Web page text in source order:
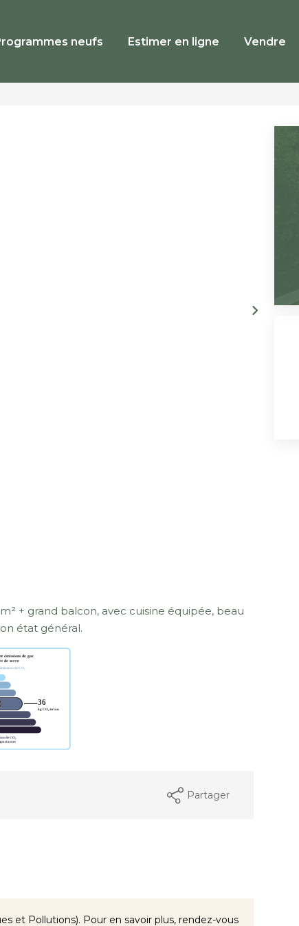
neufs Estimer en ligne Vendre
+ grand balcon, avec cuisine équipée, beau
état général.
Partager
et Pollutions). Pour en savoir plus, rendez-vous